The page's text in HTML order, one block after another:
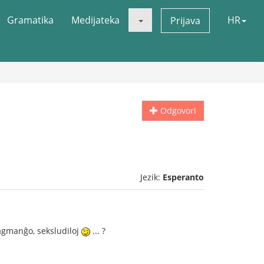
Gramatika Medijateka Prijava HR
Odgovori
Jezik: Esperanto
seksludiloj ... ?